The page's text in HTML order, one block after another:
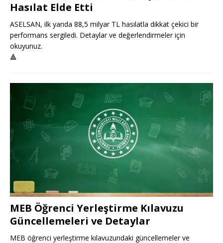
Hasılat Elde Etti
ASELSAN, ilk yarıda 88,5 milyar TL hasılatla dikkat çekici bir
performans sergiledi. Detaylar ve değerlendirmeler için
okuyunuz.
🔺
MEB Öğrenci Yerleştirme Kılavuzu
Güncellemeleri ve Detaylar
MEB öğrenci yerleştirme kılavuzundaki güncellemeler ve